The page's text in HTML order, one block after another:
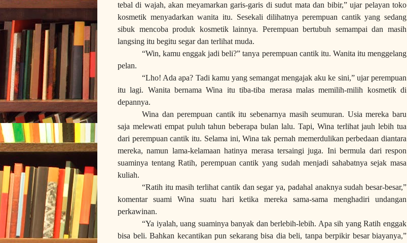
tebal di wajah, akan meyamarkan garis-garis di sudut mata dan bibir,” ujar pelayan toko
kosmetik menyadarkan wanita itu. Sesekali dilihatnya perempuan cantik yang sedang
sibuk mencoba produk kosmetik lainnya. Perempuan bertubuh semampai dan masih
langsing itu begitu segar dan terlihat muda.
“Win, kamu enggak jadi beli?” tanya perempuan cantik itu. Wanita itu menggelang
pelan.
“Lho! Ada apa? Tadi kamu yang semangat mengajak aku ke sini,” ujar perempuan
itu lagi. Wanita bernama Wina itu tiba-tiba merasa malas memilih-milih kosmetik di
depannya.
Wina dan perempuan cantik itu sebenarnya masih seumuran. Usia mereka baru
saja melewati empat puluh tahunbeberapa bulan lalu. Tapi, Wina terlihat jauh lebih tua
dari perempuan cantik itu. Selama ini, Wina tak pernah memerdulikan perbedaan diantara
mereka, namun lama-kelamaan hatinya merasa tersaingi juga. Ini bermula dari respon
suaminya tentang Ratih, perempuan cantik yang sudah menjadi sahabatnya sejak masa
kuliah.
“Ratih itu masih terlihat cantik dan segar ya, padahal anaknya sudah besar-besar,”
komentar suami Wina suatu hari ketika mereka sama-sama menghadiri undangan
perkawinan.
“Ya iyalah, uang suaminya banyak dan berlebih-lebih. Apa sih yang Ratih enggak
bisa beli. Bahkan kecantikan pun sekarang bisa dia beli, tanpa berpikir besar biayanya,”